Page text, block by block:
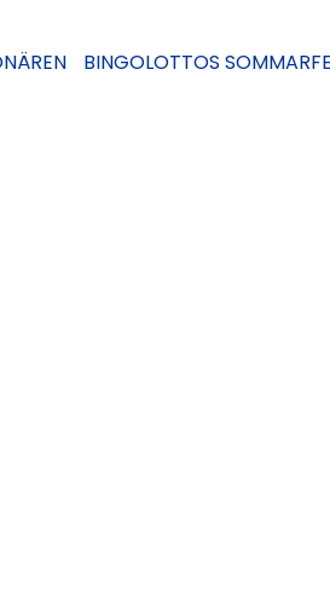
BINGOLOTTOS